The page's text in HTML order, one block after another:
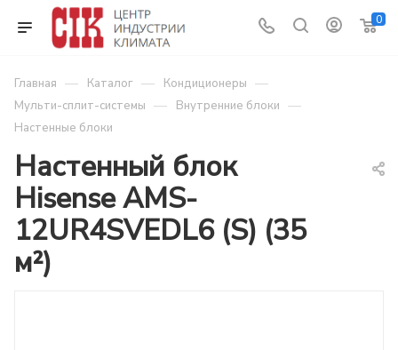
0
Главная — Каталог — Кондиционеры —
Мульти-сплит-системы — Внутренние блоки —
Настенные блоки
Настенный блок
Hisense AMS-
12UR4SVEDL6 (S) (35
м²)